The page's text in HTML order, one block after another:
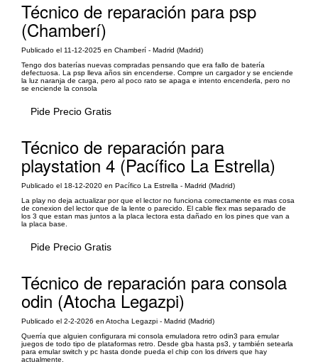
Técnico de reparación para psp
(Chamberí)
Publicado el 11-12-2025 en Chamberí - Madrid (Madrid)
Tengo dos baterías nuevas compradas pensando que era fallo de batería
defectuosa. La psp lleva años sin encenderse. Compre un cargador y se enciende
la luz naranja de carga, pero al poco rato se apaga e intento encenderla, pero no
se enciende la consola
Pide Precio Gratis
Técnico de reparación para
playstation 4 (Pacífico La Estrella)
Publicado el 18-12-2020 en Pacífico La Estrella - Madrid (Madrid)
La play no deja actualizar por que el lector no funciona correctamente es mas cosa
de conexion del lector que de la lente o parecido. El cable flex mas separado de
los 3 que estan mas juntos a la placa lectora esta dañado en los pines que van a
la placa base.
Pide Precio Gratis
Técnico de reparación para consola
odin (Atocha Legazpi)
Publicado el 2-2-2026 en Atocha Legazpi - Madrid (Madrid)
Querría que alguien configurara mi consola emuladora retro odin3 para emular
juegos de todo tipo de plataformas retro. Desde gba hasta ps3, y también setearla
para emular switch y pc hasta donde pueda el chip con los drivers que hay
actualmente.